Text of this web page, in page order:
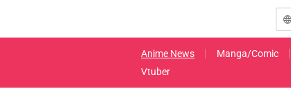
Anime News Manga/Comic
Vtuber